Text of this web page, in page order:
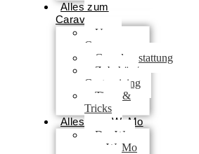
Alles zum
Caravan
Unser
Caravan
Grundausstattung
Zubehör /
Customizing
Tipps &
Tricks
Alles zum WoMo
Der Weg
zum WoMo